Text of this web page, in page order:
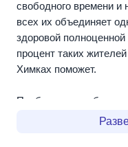
свободного времени и
всех их объединяет
здоровой
процент таких
Химках поможет.
Проблема
очень неохотно идут